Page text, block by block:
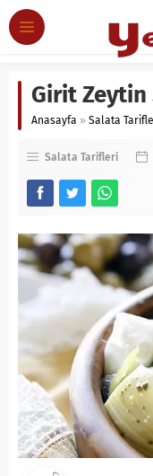
Girit Zeytin
Anasayfa » Salata
Salata Tarifleri